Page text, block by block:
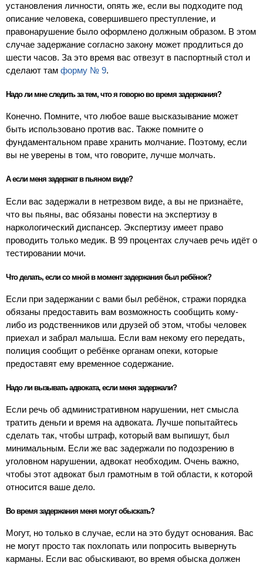
установления личности, опять же, если вы подходите под
описание человека, совершившего преступление, и
правонарушение было оформлено должным образом. В этом
случае задержание согласно закону может продлиться до
шести часов. За это время вас отвезут в паспортный стол и
сделают там форму № 9.
Надо ли мне следить за тем, что я говорю во время задержания?
Конечно. Помните, что любое ваше высказывание может
быть использовано против вас. Также помните о
фундаментальном праве хранить молчание. Поэтому, если
вы не уверены в том, что говорите, лучше молчать.
А если меня задержат в пьяном виде?
Если вас задержали в нетрезвом виде, а вы не признаёте,
что вы пьяны, вас обязаны повести на экспертизу в
наркологический диспансер. Экспертизу имеет право
проводить только медик. В 99 процентах случаев речь идёт о
тестировании мочи.
Что делать, если со мной в момент задержания был ребёнок?
Если при задержании с вами был ребёнок, стражи порядка
обязаны предоставить вам возможность сообщить кому-
либо из родственников или друзей об этом, чтобы человек
приехал и забрал малыша. Если вам некому его передать,
полиция сообщит о ребёнке органам опеки, которые
предоставят ему временное содержание.
Надо ли вызывать адвоката, если меня задержали?
Если речь об административном нарушении, нет смысла
тратить деньги и время на адвоката. Лучше попытайтесь
сделать так, чтобы штраф, который вам выпишут, был
минимальным. Если же вас задержали по подозрению в
уголовном нарушении, адвокат необходим. Очень важно,
чтобы этот адвокат был грамотным в той области, к которой
относится ваше дело.
Во время задержания меня могут обыскать?
Могут, но только в случае, если на это будут основания. Вас
не могут просто так похлопать или попросить вывернуть
карманы. Если вас обыскивают, во время обыска должен